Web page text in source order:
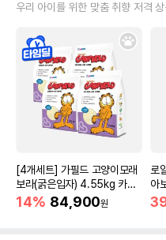
우리 아이를 위한 맞춤 취향 저격
[4개세트] 가필드 고양이모래
보라(굵은입자) 4.55kg 카사
바모래
14% 84,900원
로
아